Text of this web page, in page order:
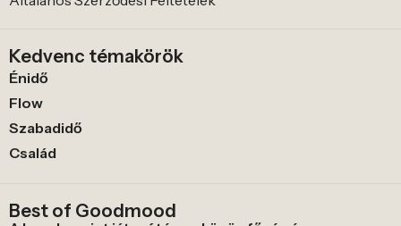
Kedvenc témakörök
Énidő
Flow
Szabadidő
Család
Best of Goodmood